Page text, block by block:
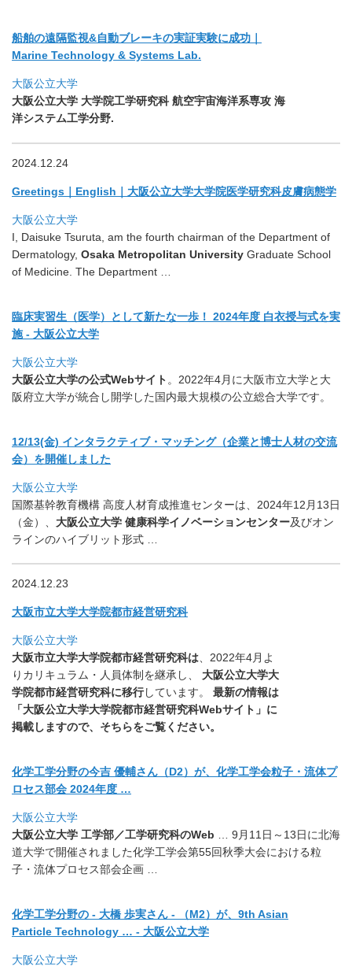
船舶の遠隔監視&自動ブレーキの実証実験に成功｜
Marine Technology & Systems Lab.
大阪公立大学
大阪公立大学 大学院工学研究科 航空宇宙海洋系専攻 海
洋システム工学分野.
2024.12.24
Greetings｜English｜大阪公立大学大学院医学研究科皮膚病態学
大阪公立大学
I, Daisuke Tsuruta, am the fourth chairman of the Department of
Dermatology, Osaka Metropolitan University Graduate School
of Medicine. The Department …
臨床実習生（医学）として新たな一歩！ 2024年度 白衣授与式を実
施 - 大阪公立大学
大阪公立大学
大阪公立大学の公式Webサイト 。2022年4月に大阪市立大学と大
阪府立大学が統合し開学した国内最大規模の公立総合大学です。
12/13(金) インタラクティブ・マッチング（企業と博士人材の交流
会） を開催しました
大阪公立大学
国際基幹教育機構 高度人材育成推進センターは、2024年12月13日
（金）、 大阪公立大学 健康科学イノベーションセンター及びオン
ラインのハイブリット形式 …
2024.12.23
大阪市立大学大学院都市経営研究科
大阪公立大学
大阪市立大学大学院都市経営研究科は、 2022年4月よ
りカリキュラム・人員体制を継承し、 大阪公立大学大
学院都市経営研究科に移行しています。
最新の情報は
「大阪公立大学大学院都市経営研究科Webサイト」 に
掲載しますので、そちらをご覧ください。
化学工学分野の今吉 優輔さん（D2）が、化学工学会粒子・流体プ
ロセス部会 2024年度 …
大阪公立大学
大阪公立大学 工学部／工学研究科のWeb … 9月11日～13日に北海
道大学で開催されました化学工学会第55回秋季大会における粒
子・流体プロセス部会企画 …
化学工学分野の - 大橋 歩実さん - （M2）が、9th Asian
Particle Technology … - 大阪公立大学
大阪公立大学